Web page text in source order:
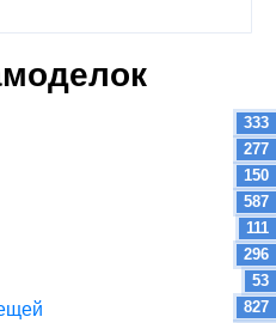
333
277
150
587
111
296
53
827